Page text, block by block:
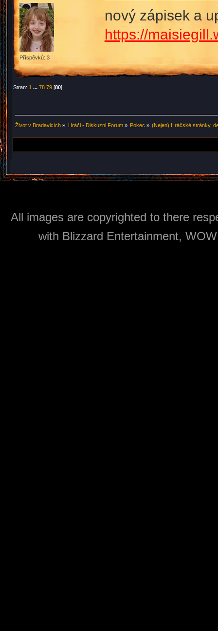
Příspěvků: 3
nový zápisek a
https://
Stran: 1 ...78 79 [80]
Život v Bradavicích » Hráči - Diskuzni Forum» Pokec » (Nejen) Hráčské stránky,
All images are copyrighted to there
with Blizzard Entertainment,